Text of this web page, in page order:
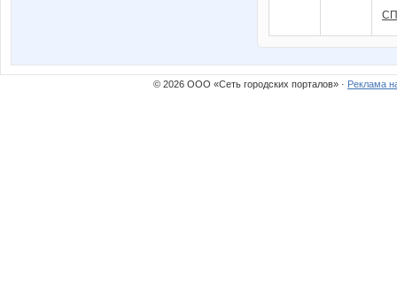
© 2026 ООО «Сеть городских порталов» · Реклама